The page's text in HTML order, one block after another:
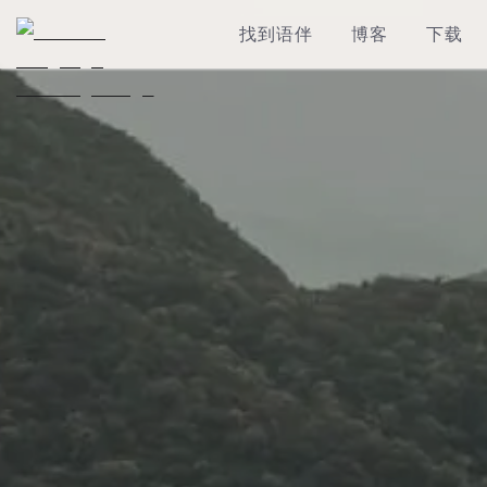
找到语伴 博客 下载